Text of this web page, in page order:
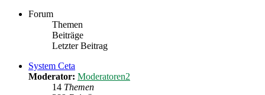
Forum
Themen
Beiträge
Letzter Beitrag
System Ceta
Moderator: Moderatoren2
14 Themen